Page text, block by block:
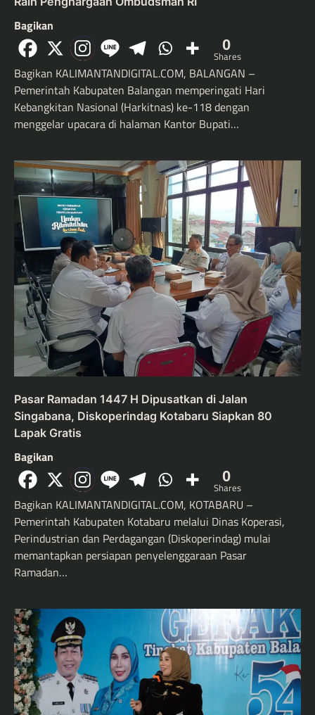
Bagikan
0
Shares
Bagikan KALIMANTANDIGITAL.COM, BALANGAN –
Pemerintah Kabupaten Balangan memperingati Hari
Kebangkitan Nasional (Harkitnas) ke-118 dengan
menggelar upacara di halaman Kantor Bupati…
Pasar Ramadan 1447 H Dipusatkan di Jalan
Singabana, Diskoperindag Kotabaru Siapkan 80
Lapak Gratis
Bagikan
0
Shares
Bagikan KALIMANTANDIGITAL.COM, KOTABARU –
Pemerintah Kabupaten Kotabaru melalui Dinas Koperasi,
Perindustrian dan Perdagangan (Diskoperindag) mulai
memantapkan persiapan penyelenggaraan Pasar
Ramadan…